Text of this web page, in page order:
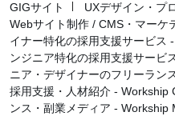
GIGサイト
UXデザイン・プ
Webサイト制作 / CMS・マーケ
イナー特化の採用支援サービス
ンジニア特化の採用支援サービ
ニア・デザイナーのフリーラン
採用支援・人材紹介 - Workship
ンス・副業メディア - Workship